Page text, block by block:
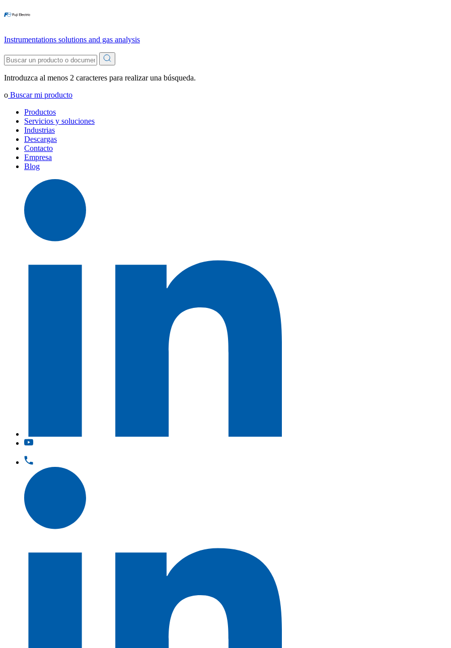
Instrumentations solutions and gas analysis
Introduzca al menos 2 caracteres para realizar una búsqueda.
o Buscar mi producto
Productos
Servicios y soluciones
Industrias
Descargas
Contacto
Empresa
Blog